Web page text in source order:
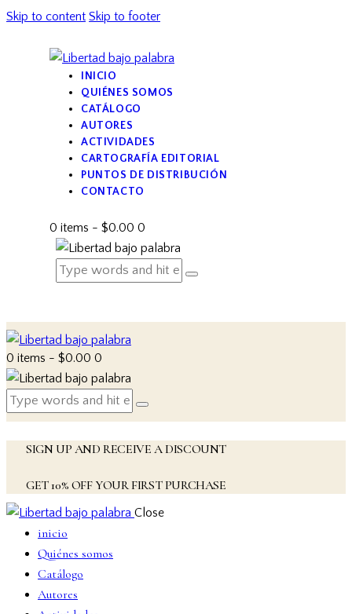
Skip to content Skip to footer
INICIO
QUIÉNES SOMOS
CATÁLOGO
AUTORES
ACTIVIDADES
CARTOGRAFÍA EDITORIAL
PUNTOS DE DISTRIBUCIÓN
CONTACTO
0 items - $0.00 0
0 items - $0.00 0
SIGN UP AND RECEIVE A DISCOUNT
GET 10% OFF YOUR FIRST PURCHASE
Close
inicio
Quiénes somos
Catálogo
Autores